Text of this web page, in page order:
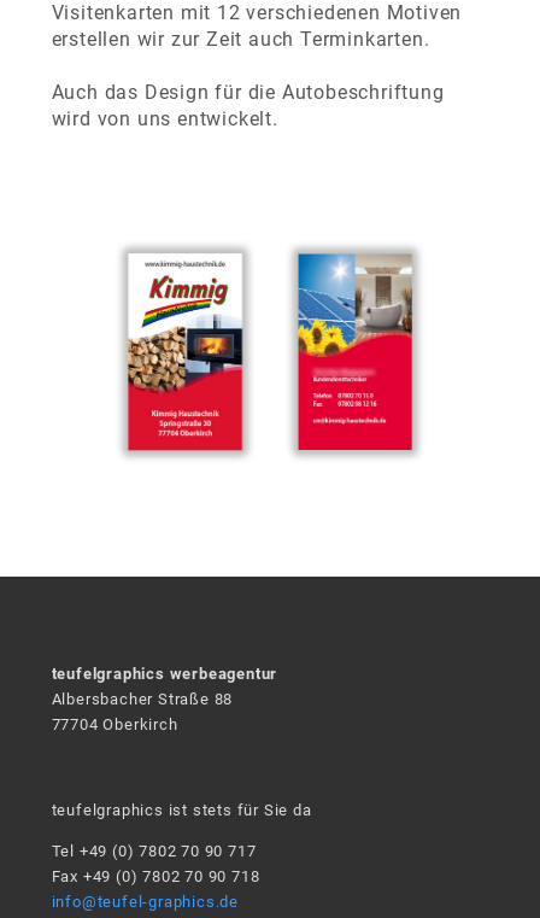
Visitenkarten mit 12 verschiedenen Motiven
erstellen wir zur Zeit auch Terminkarten.
Auch das Design für die Autobeschriftung
wird von uns entwickelt.
teufelgraphics werbeagentur
Albersbacher Straße 88
77704 Oberkirch
teufelgraphics ist stets für Sie da
Tel +49 (0) 7802 70 90 717
Fax +49 (0) 7802 70 90 718
info@teufel-graphics.de